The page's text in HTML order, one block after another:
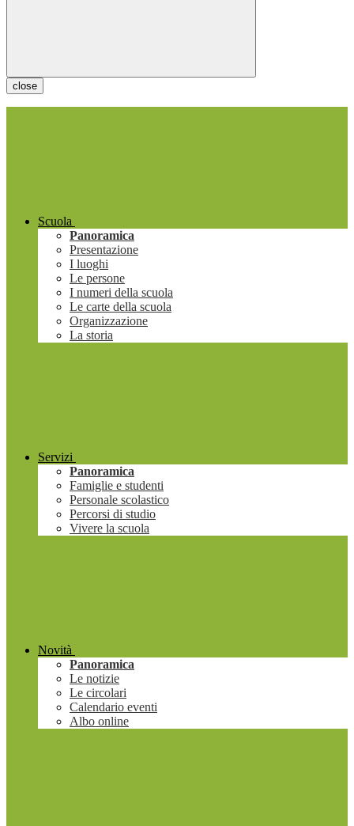
close
Scuola
Panoramica
Presentazione
I luoghi
Le persone
I numeri della scuola
Le carte della scuola
Organizzazione
La storia
Servizi
Panoramica
Famiglie e studenti
Personale scolastico
Percorsi di studio
Vivere la scuola
Novità
Panoramica
Le notizie
Le circolari
Calendario eventi
Albo online